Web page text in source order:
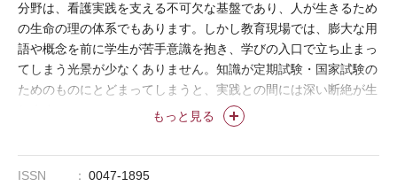
もっと見る
分野は、看護実践を支える不可欠な基盤であり、人が生きるため
の生命の理の体系でもあります。しかし教育現場では、膨大な用
語や概念を前に学生が苦手意識を抱き、学びの入口で立ち止まっ
てしまう光景が少なくありません。知識が定期試験・国家試験の
ためのものにとどまってしまうと、実践との間には深い断絶が生
この断絶を埋めるヒントは、知識を「自分ごと」にすることで
感することは、学習へのスイッチを入れる契機となり得ます。さ
ISSN 0047-1895